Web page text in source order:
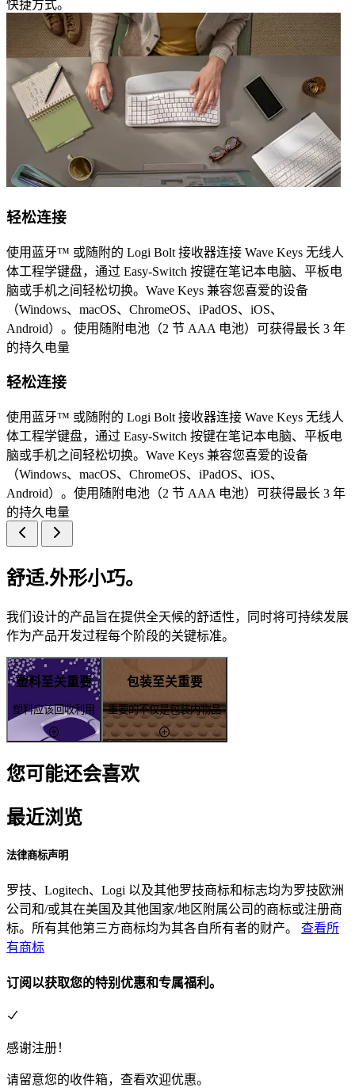
快捷方式。
轻松连接
使用蓝牙™ 或随附的 Logi Bolt 接收器连接 Wave Keys 无线人
体工程学键盘，通过 Easy-Switch 按键在笔记本电脑、平板电
脑或手机之间轻松切换。Wave Keys 兼容您喜爱的设备
（Windows、macOS、ChromeOS、iPadOS、iOS、
Android）。使用随附电池（2 节 AAA 电池）可获得最长 3 年
的持久电量
轻松连接
使用蓝牙™ 或随附的 Logi Bolt 接收器连接 Wave Keys 无线人
体工程学键盘，通过 Easy-Switch 按键在笔记本电脑、平板电
脑或手机之间轻松切换。Wave Keys 兼容您喜爱的设备
（Windows、macOS、ChromeOS、iPadOS、iOS、
Android）。使用随附电池（2 节 AAA 电池）可获得最长 3 年
的持久电量
舒适.外形小巧。
我们设计的产品旨在提供全天候的舒适性，同时将可持续发展
作为产品开发过程每个阶段的关键标准。
塑料至关重要
塑料应该回收利用
包装至关重要
重要的不仅是包装内物品
您可能还会喜欢
最近浏览
法律商标声明
罗技、Logitech、Logi 以及其他罗技商标和标志均为罗技欧洲
公司和/或其在美国及其他国家/地区附属公司的商标或注册商
标。所有其他第三方商标均为其各自所有者的财产。 查看所
有商标
订阅以获取您的特别优惠和专属福利。
感谢注册！
请留意您的收件箱，查看欢迎优惠。